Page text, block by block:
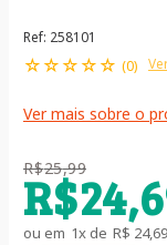
Ref: 258101
☆☆☆☆☆ (0)
Ver mais sobre o
R$25,99
R$24,
ou em 1x de R$ 24,69